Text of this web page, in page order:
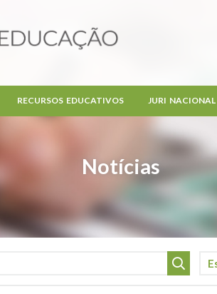
Notícias
RECURSOS EDUCATIVOS JURI NACIONAL